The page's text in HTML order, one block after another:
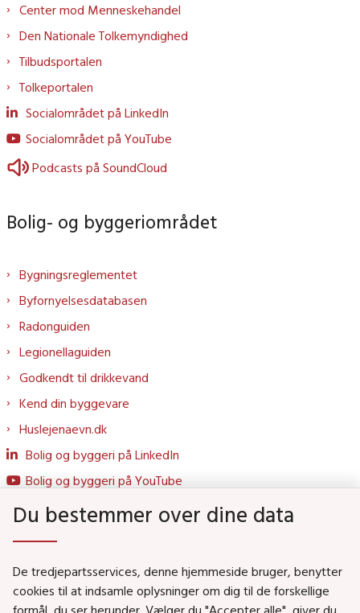
Center mod Menneskehandel
Den Nationale Tolkemyndighed
Tilbudsportalen
Tolkeportalen
Socialområdet på LinkedIn
Socialområdet på YouTube
Podcasts på SoundCloud
Bolig- og byggeriområdet
Bygningsreglementet
Byfornyelsesdatabasen
Radonguiden
Legionellaguiden
Godkendt til drikkevand
Kend din byggevare
Huslejenaevn.dk
Bolig og byggeri på LinkedIn
Bolig og byggeri på YouTube
Social- og Boligministeriet
Du bestemmer over dine data
De tredjepartsservices, denne hjemmeside bruger, benytter
cookies til at indsamle oplysninger om dig til de forskellige
formål, du ser herunder. Vælger du "Accepter alle", giver du